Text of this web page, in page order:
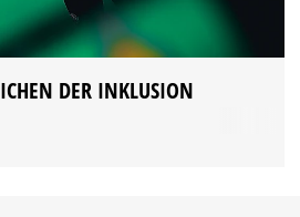
DER INKLUSION